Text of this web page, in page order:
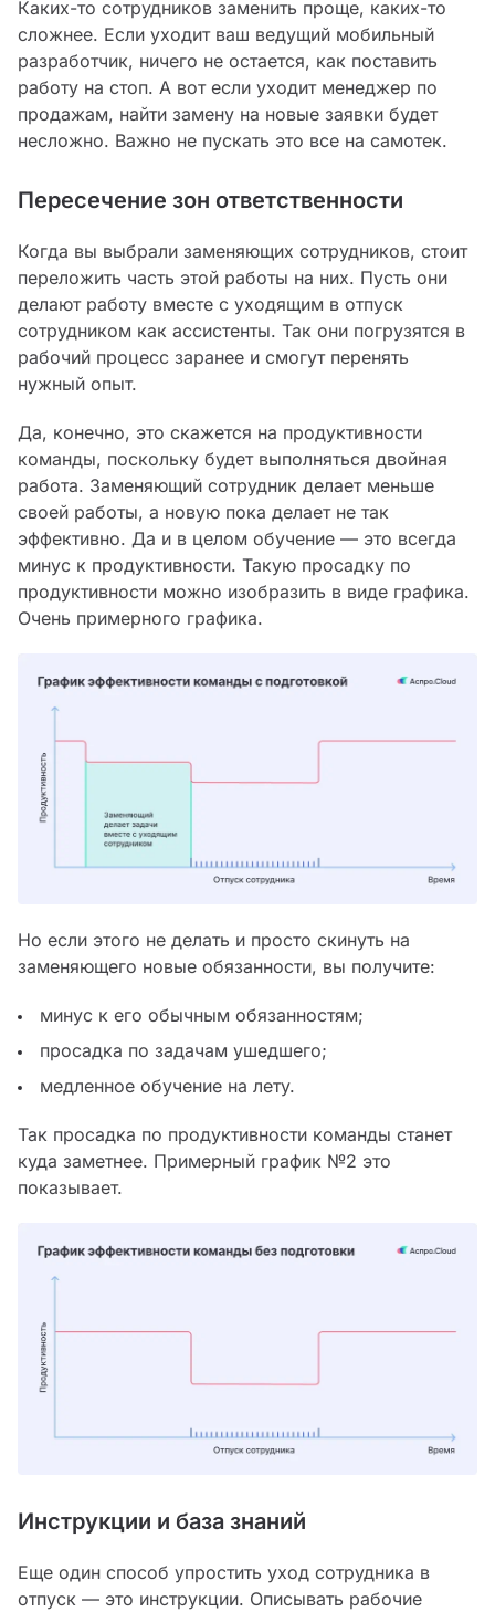
Каких-то сотрудников заменить проще, каких-то
сложнее. Если уходит ваш ведущий мобильный
разработчик, ничего не остается, как поставить
работу на стоп. А вот если уходит менеджер по
продажам, найти замену на новые заявки будет
несложно. Важно не пускать это все на самотек.
Пересечение зон ответственности
Когда вы выбрали заменяющих сотрудников, стоит
переложить часть этой работы на них. Пусть они
делают работу вместе с уходящим в отпуск
сотрудником как ассистенты. Так они погрузятся в
рабочий процесс заранее и смогут перенять
нужный опыт.
Да, конечно, это скажется на продуктивности
команды, поскольку будет выполняться двойная
работа. Заменяющий сотрудник делает меньше
своей работы, а новую пока делает не так
эффективно. Да и в целом обучение — это всегда
минус к продуктивности. Такую просадку по
продуктивности можно изобразить в виде графика.
Очень примерного графика.
Но если этого не делать и просто скинуть на
заменяющего новые обязанности, вы получите:
минус к его обычным обязанностям;
просадка по задачам ушедшего;
медленное обучение на лету.
Так просадка по продуктивности команды станет
куда заметнее. Примерный график №2 это
показывает.
Инструкции и база знаний
Еще один способ упростить уход сотрудника в
отпуск — это инструкции. Описывать рабочие